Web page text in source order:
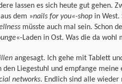
lassen es sich heute gut gehen.
dem »nails for you«-shop in
müsste auch mal sein. Schon
«-Laden in Ost. Was die da wohl
angesagt. Ich gehe mit Tablett
Liegestuhl und empfange meine
networks. Endlich sind alle wieder